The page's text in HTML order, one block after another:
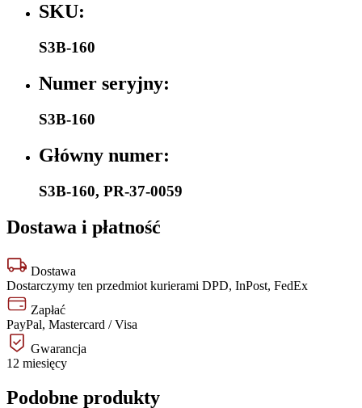
SKU:
S3B-160
Numer seryjny:
S3B-160
Główny numer:
S3B-160, PR-37-0059
Dostawa i płatność
Dostawa
Dostarczymy ten przedmiot kurierami DPD, InPost, FedEx
Zapłać
PayPal, Mastercard / Visa
Gwarancja
12 miesięcy
Podobne produkty